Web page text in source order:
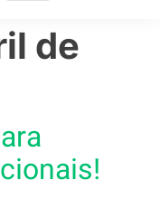
de